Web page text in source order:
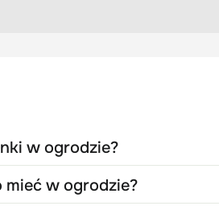
w ogrodzie?
w ogrodzie?